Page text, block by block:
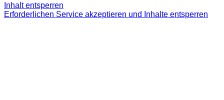
Inhalt entsperren
Erforderlichen Service akzeptieren und Inhalte entsperren